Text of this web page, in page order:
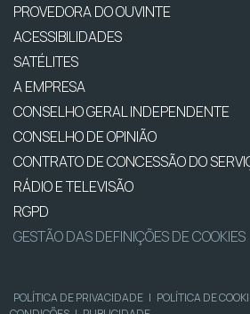
PROVEDORA DO OUVINTE
ACESSIBILIDADES
SATÉLITES
A EMPRESA
CONSELHO GERAL INDEPENDENTE
CONSELHO DE OPINIÃO
CONTRATO DE CONCESSÃO DO
RÁDIO E TELEVISÃO
RGPD
GESTÃO DAS DEFINIÇÕES DE COOKIES
POLÍTICA DE PRIVACIDADE | POLÍTICA DE